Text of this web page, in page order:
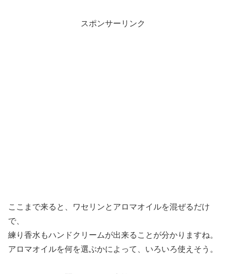
スポンサーリンク
ここまで来ると、ワセリンとアロマオイルを混ぜるだけ
で、
練り香水もハンドクリームが出来ることが分かりますね。
アロマオイルを何を選ぶかによって、いろいろ使えそう。